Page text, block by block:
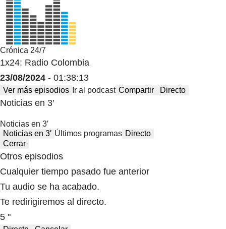
Crónica 24/7
1x24: Radio Colombia
23/08/2024 - 01:38:13
Ver más episodios Ir al podcast Compartir Directo
Noticias en 3′
Noticias en 3′
Noticias en 3′ Últimos programas Directo
Cerrar
Otros episodios
Cualquier tiempo pasado fue anterior
Tu audio se ha acabado.
Te redirigiremos al directo.
5 "